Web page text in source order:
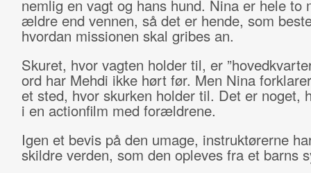
nemlig en vagt og hans hund. Nina er hele to
ældre end vennen, så det er hende, som
hvordan missionen skal gribes an.
Skuret, hvor vagten holder til, er
ord har Mehdi ikke hørt før. Men Nina
et sted, hvor skurken holder til. Det er noget,
i en actionfilm med forældrene.
Igen et bevis på den umage, instruktørerne
skildre verden, som den opleves fra et barns